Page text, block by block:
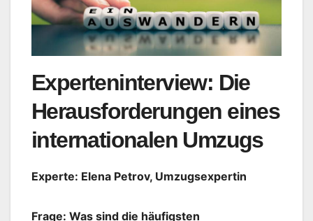
Experteninterview: Die
Herausforderungen eines
internationalen Umzugs
Experte: Elena Petrov, Umzugsexpertin
Frage: Was sind die häufigsten